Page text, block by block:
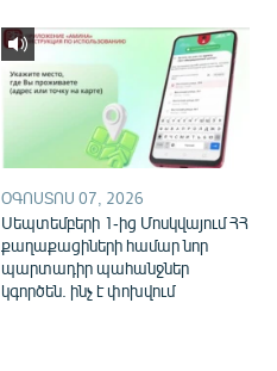
ՕԳՈՍՏՈՍ 07, 2026
Սեպտեմբերի 1-ից Մոսկվայում ՀՀ
քաղաքացիների համար նոր
պարտադիր պահանջներ
կգործեն. ինչ է փոխվում